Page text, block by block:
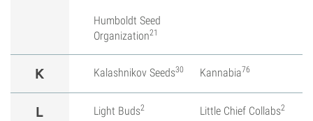
Humboldt Seed
Organization21
K Kalashnikov Seeds30 Kannabia76
L Light Buds2 Little Chief Collabs2